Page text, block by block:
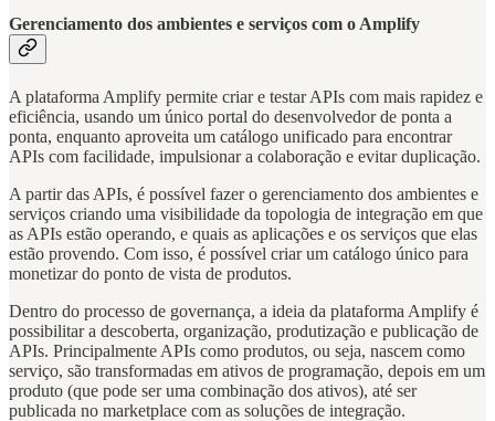
Gerenciamento dos ambientes e serviços com o Amplify
A plataforma Amplify permite criar e testar APIs com mais rapidez e
eficiência, usando um único portal do desenvolvedor de ponta a
ponta, enquanto aproveita um catálogo unificado para encontrar
APIs com facilidade, impulsionar a colaboração e evitar duplicação.
A partir das APIs, é possível fazer o gerenciamento dos ambientes e
serviços criando uma visibilidade da topologia de integração em que
as APIs estão operando, e quais as aplicações e os serviços que elas
estão provendo. Com isso, é possível criar um catálogo único para
monetizar do ponto de vista de produtos.
Dentro do processo de governança, a ideia da plataforma Amplify é
possibilitar a descoberta, organização, produtização e publicação de
APIs. Principalmente APIs como produtos, ou seja, nascem como
serviço, são transformadas em ativos de programação, depois em um
produto (que pode ser uma combinação dos ativos), até ser
publicada no marketplace com as soluções de integração.